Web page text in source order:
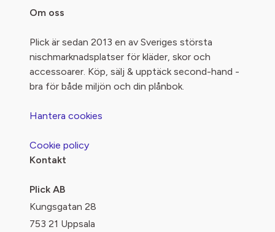
Om oss
Plick är sedan 2013 en av Sveriges största
nischmarknadsplatser för kläder, skor och
accessoarer. Köp, sälj & upptäck second-hand -
bra för både miljön och din plånbok.
Hantera cookies
Cookie policy
Kontakt
Plick AB
Kungsgatan 28
753 21 Uppsala